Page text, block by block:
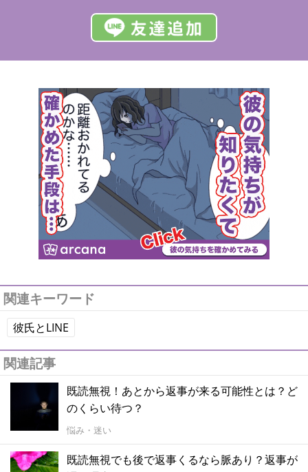
関連キーワード
彼氏とLINE
関連記事
既読無視！あとから返事が来る可能性とは？ど
のくらい待つ？
悩み・迷い
既読無視でも後で返事くるなら脈あり？返事が